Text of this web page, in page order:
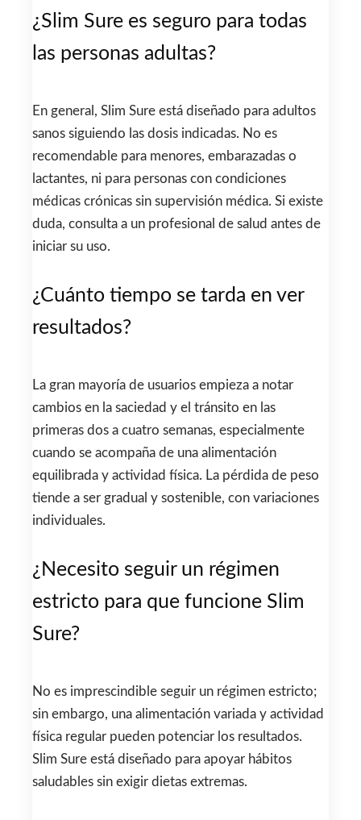
¿Slim Sure es seguro para todas
las personas adultas?
En general, Slim Sure está diseñado para adultos
sanos siguiendo las dosis indicadas. No es
recomendable para menores, embarazadas o
lactantes, ni para personas con condiciones
médicas crónicas sin supervisión médica. Si existe
duda, consulta a un profesional de salud antes de
iniciar su uso.
¿Cuánto tiempo se tarda en ver
resultados?
La gran mayoría de usuarios empieza a notar
cambios en la saciedad y el tránsito en las
primeras dos a cuatro semanas, especialmente
cuando se acompaña de una alimentación
equilibrada y actividad física. La pérdida de peso
tiende a ser gradual y sostenible, con variaciones
individuales.
¿Necesito seguir un régimen
estricto para que funcione Slim
Sure?
No es imprescindible seguir un régimen estricto;
sin embargo, una alimentación variada y actividad
física regular pueden potenciar los resultados.
Slim Sure está diseñado para apoyar hábitos
saludables sin exigir dietas extremas.